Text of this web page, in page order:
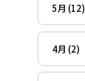
5月 (12)
4月 (2)